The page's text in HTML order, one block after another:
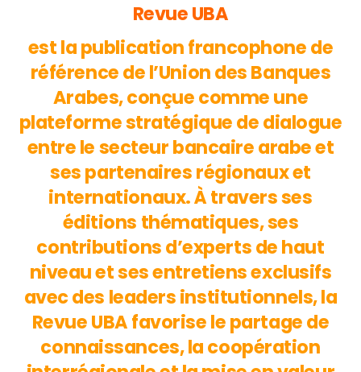
Revue UBA
est la publication francophone de
référence de l’Union des Banques
Arabes, conçue comme une
plateforme stratégique de dialogue
entre le secteur bancaire arabe et
ses partenaires régionaux et
internationaux. À travers ses
éditions thématiques, ses
contributions d’experts de haut
niveau et ses entretiens exclusifs
avec des leaders institutionnels, la
Revue UBA favorise le partage de
connaissances, la coopération